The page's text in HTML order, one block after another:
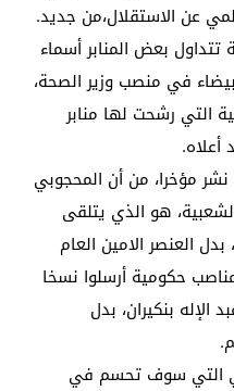
عن الاستقلال،من جديد.
تتداول بعض المنابر أسماء
في منصب وزير الصحة،
التي رشحت لها منابر
نشر مؤخرا، من أن المحجوبي
هو الذي يتلقى
العنصر الامين العام
حكومية أرسلوا نسخا
بنكيران، بدل
هي التي سوف تحسم في